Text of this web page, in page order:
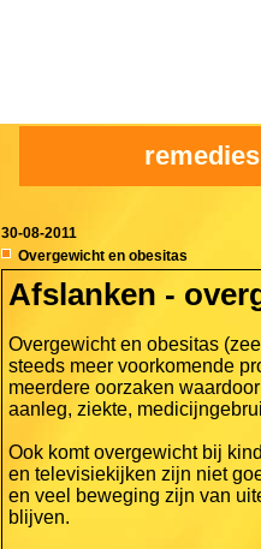
30-08-2011
Overgewicht en obesitas
Afslanken -
Overgewicht en obesitas
steeds meer voorkomende
meerdere oorzaken
aanleg, ziekte,
Ook komt overgewicht bij
en televisiekijken zijn niet
en veel beweging zijn van
blijven.